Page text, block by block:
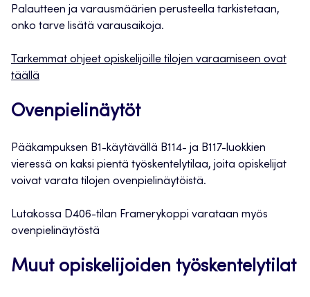
Palautteen ja varausmäärien perusteella tarkistetaan,
onko tarve lisätä varausaikoja.
Tarkemmat ohjeet opiskelijoille tilojen varaamiseen ovat
täällä
Ovenpielinäytöt
Pääkampuksen B1-käytävällä B114- ja B117-luokkien
vieressä on kaksi pientä työskentelytilaa, joita opiskelijat
voivat varata tilojen ovenpielinäytöistä.
Lutakossa D406-tilan Framerykoppi varataan myös
ovenpielinäytöstä
Muut opiskelijoiden työskentelytilat